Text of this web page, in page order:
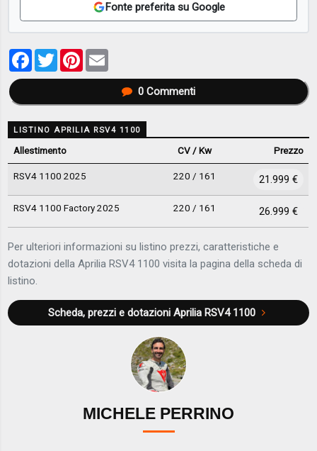
Fonte preferita su Google
Facebook
TwitterPinterest
0Commenti
LISTINO APRILIA RSV4 1100
Allestimento CV / Kw Prezzo
RSV4 1100 2025 220 / 161 21.999 €
RSV4 1100 Factory 2025 220 / 161 26.999 €
Per ulteriori informazioni su listino prezzi, caratteristiche e
dotazioni della Aprilia RSV4 1100 visita la pagina della scheda di
listino.
Scheda, prezzi e dotazioniAprilia RSV4 1100
MICHELE PERRINO